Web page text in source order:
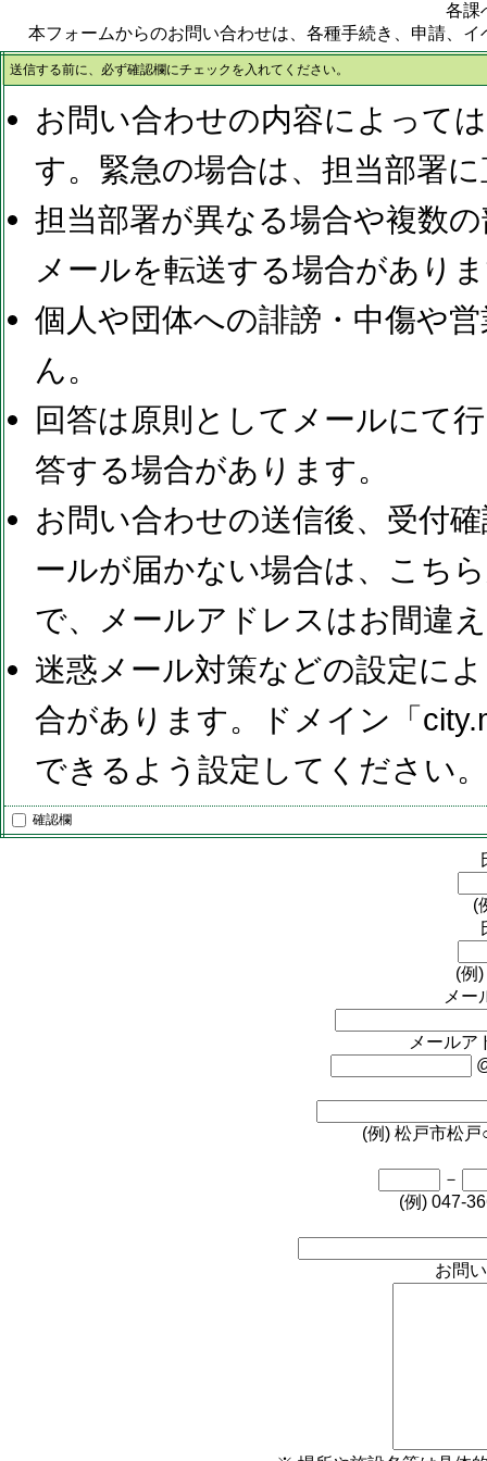
各課
本フォームからのお問い合わせは、各種手続き、申請、
送信する前に、必ず確認欄にチェックを入れてください。
お問い合わせの内容によって
す。緊急の場合は、担当部署
担当部署が異なる場合や複数
メールを転送する場合があり
個人や団体への誹謗・中傷や
ん。
回答は原則としてメールにて
答する場合があります。
お問い合わせの送信後、受付
ールが届かない場合は、こち
で、メールアドレスはお間違
迷惑メール対策などの設定に
合があります。ドメイン「
できるよう設定してください。
確認欄
(
(例
メー
メールア
(例) 松戸市松
－
(例) 047-
お問